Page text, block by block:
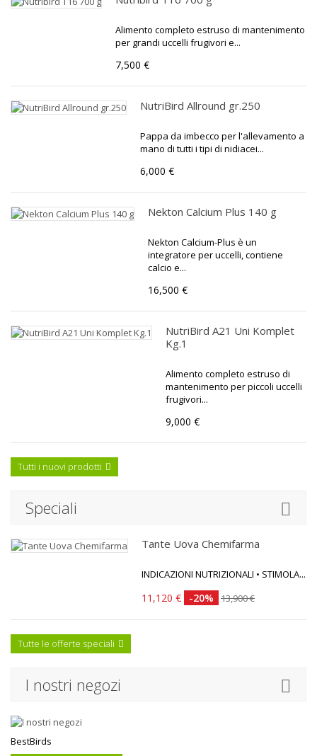
Alimento completo estruso di mantenimento
per grandi uccelli frugivori e...
7,500 €
NutriBird Allround gr.250
Pappa da imbecco per l'allevamento a
mano di tutti i tipi di nidiacei...
6,000 €
Nekton Calcium Plus 140 g
Nekton Calcium-Plus è un
integratore per uccelli, contiene
calcio e...
16,500 €
NutriBird A21 Uni Komplet
Kg.1
Alimento completo estruso di
mantenimento per piccoli uccelli
frugivori...
9,000 €
Tutti i nuovi prodotti
Speciali
Tante Uova Chemifarma
INDICAZIONI NUTRIZIONALI • STIMOLA...
11,120 € -20% 13,900 €
Tutte le offerte speciali
I nostri negozi
BestBirds